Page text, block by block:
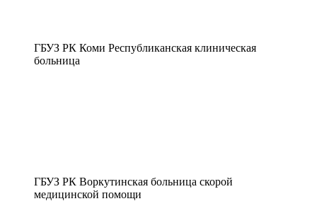
ГБУЗ РК Коми Республиканская клиническая
больница
ГБУЗ РК Воркутинская больница скорой
медицинской помощи